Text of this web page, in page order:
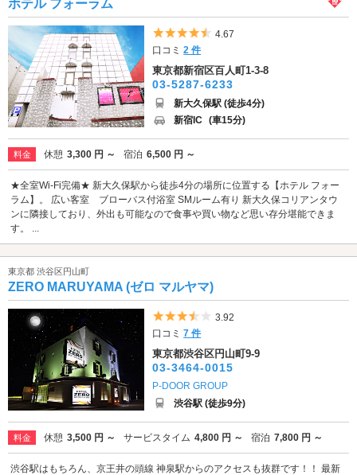
ホテル フォーラム
5つ星のうち4.5
4.67
口コミ2 件
東京都新宿区百人町1-3-8
03-5287-6233
新大久保駅 (徒歩4分)
新宿IC (車15分)
料金 休憩 3,300 円 ～ 宿泊 6,500 円 ～
★全室Wi-Fi完備★ 新大久保駅から徒歩4分の場所に位置する【ホテル フォー
ラム】。 広い客室 ブローバス付浴室 SMルーム有り 新大久保コリアンタウ
ンに隣接しており、外出も可能なので食事や買い物など思い存分堪能できま
す。 ...
東京都 渋谷区円山町
ZERO MARUYAMA (ゼロ マルヤマ)
5つ星のうち3.5
3.92
口コミ7 件
東京都渋谷区円山町9-9
03-3464-0015
P-DOOR GROUP
渋谷駅 (徒歩9分)
料金 休憩 3,500 円 ～ サービスタイム 4,800 円 ～ 宿泊 7,800 円 ～
渋谷駅はもちろん、京王井の頭線 神泉駅からのアクセスも抜群です！！ 最新